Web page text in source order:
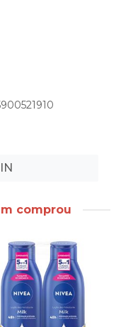
comprou